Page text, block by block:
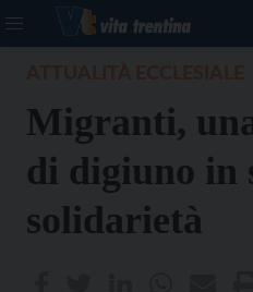
Migranti,
di digiuno in
solidarietà